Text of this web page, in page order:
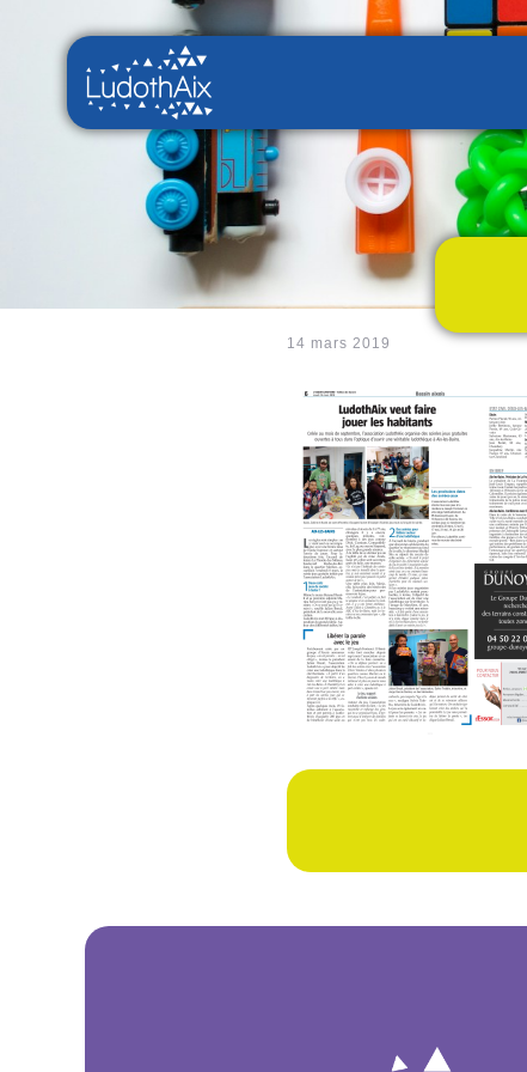
14 mars 2019